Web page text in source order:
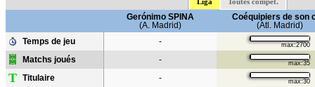
Gerónimo SPINA
(A. Madrid)
Coéquipiers de son
(Atl. Madrid)
Temps de jeu
- max:2700
Matchs joués - max:35
T Titulaire - max:30